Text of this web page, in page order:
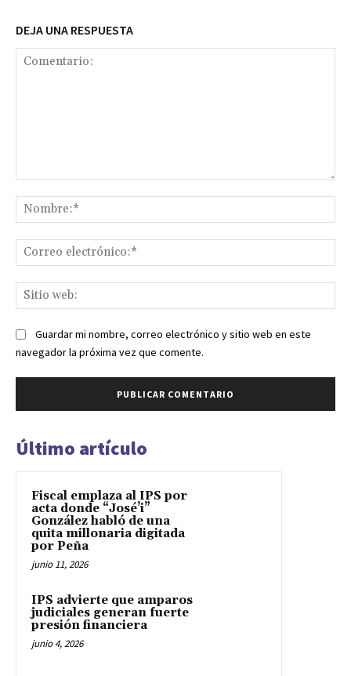
DEJA UNA RESPUESTA
Guardar mi nombre, correo electrónico y sitio web en este
navegador la próxima vez que comente.
Último artículo
Fiscal emplaza al IPS por
acta donde “José’i”
González habló de una
quita millonaria digitada
por Peña
junio 11, 2026
IPS advierte que amparos
judiciales generan fuerte
presión financiera
junio 4, 2026